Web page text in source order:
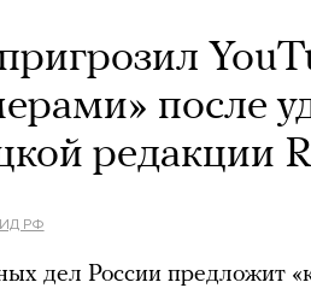
после
редакции
РФ
дел России предложит